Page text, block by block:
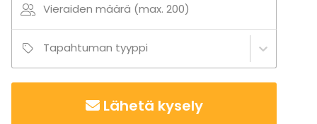
Vieraiden määrä (max. 200)
Tapahtuman tyyppi
Lähetä kysely